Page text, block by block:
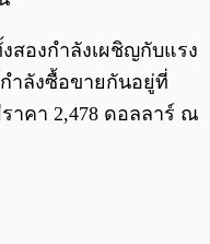
สองกำลังเผชิญกับแรง
ลังซื้อขายกันอยู่ที่
ราคา 2,478 ดอลลาร์ ณ